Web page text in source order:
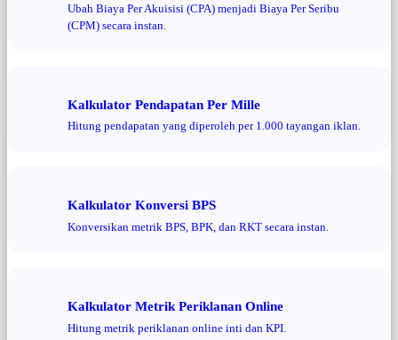
Ubah Biaya Per Akuisisi (CPA) menjadi Biaya Per Seribu
(CPM) secara instan.
Kalkulator Pendapatan Per Mille
Hitung pendapatan yang diperoleh per 1.000 tayangan iklan.
Kalkulator Konversi BPS
Konversikan metrik BPS, BPK, dan RKT secara instan.
Kalkulator Metrik Periklanan Online
Hitung metrik periklanan online inti dan KPI.